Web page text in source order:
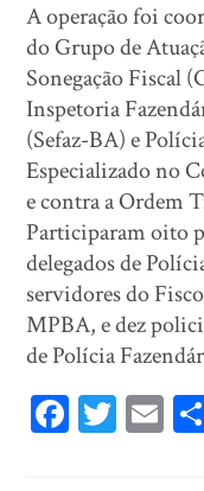
A operação foi
do Grupo de
Sonegação Fiscal
Inspetoria
(Sefaz-BA) e
Especializado no
e contra a Ordem
Participaram oito
delegados de
servidores do
MPBA, e dez
de Polícia
Fa T E